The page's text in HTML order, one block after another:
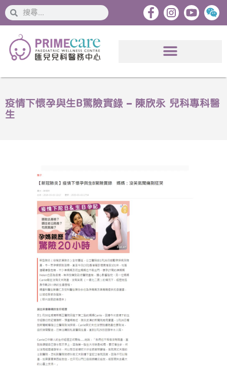
搜
索
搜
索
疫情下懷孕與生B驚險實錄 – 陳欣永 兒科專科醫
生